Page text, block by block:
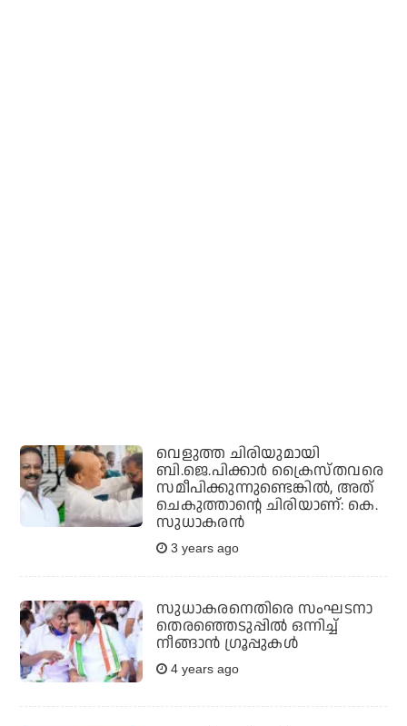
വെളുത്ത ചിരിയുമായി
ബി.ജെ.പിക്കാര്‍ ക്രൈസ്തവരെ
സമീപിക്കുന്നുണ്ടെങ്കില്‍, അത്
ചെകുത്താന്റെ ചിരിയാണ്: കെ.
സുധാകരന്‍
3 years ago
സുധാകരനെതിരെ സംഘടനാ
തെരഞ്ഞെടുപ്പില്‍ ഒന്നിച്ച്
നീങ്ങാന്‍ ഗ്രൂപ്പുകള്‍
4 years ago